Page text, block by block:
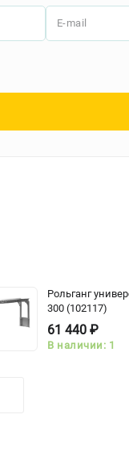
E-mail
Рольганг
300 (102117)
61 440 ₽
В наличии: 1